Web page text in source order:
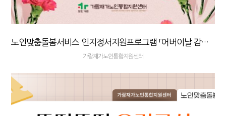
노인맞춤돌봄서비스 인지정서지원프로그램 「어버이날 감사해효」 실시
가람재가노인통합지원센터